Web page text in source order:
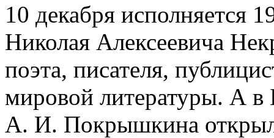
10 декабря исполняется
Николая Алексеевича
поэта, писателя,
мировой литературы. А
А. И. Покрышкина